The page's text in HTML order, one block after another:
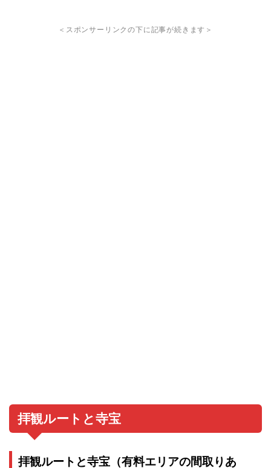
＜スポンサーリンクの下に記事が続きます＞
拝観ルートと寺宝
拝観ルートと寺宝（有料エリアの間取りあ